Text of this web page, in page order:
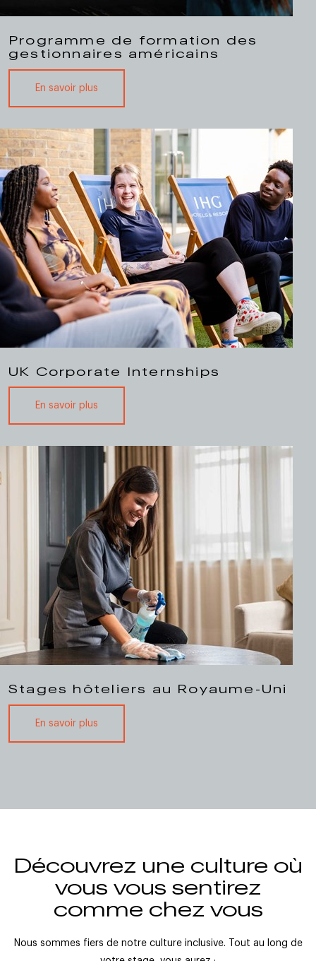
Programme de formation des
gestionnaires américains
En savoir plus
UK Corporate Internships
En savoir plus
Stages hôteliers au Royaume-Uni
En savoir plus
Découvrez une culture où
vous vous sentirez
comme chez vous
Nous sommes fiers de notre culture inclusive. Tout au long de